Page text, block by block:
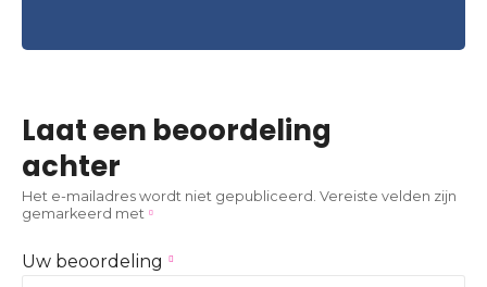
Laat een beoordeling
achter
Het e-mailadres wordt niet gepubliceerd. Vereiste velden zijn
gemarkeerd met
Uw beoordeling